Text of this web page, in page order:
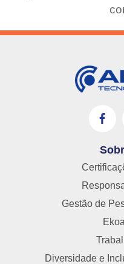
Gestão de
Diversidade e